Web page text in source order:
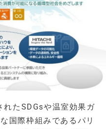
たSDGsや温室効果ガ
国際枠組みであるパリ